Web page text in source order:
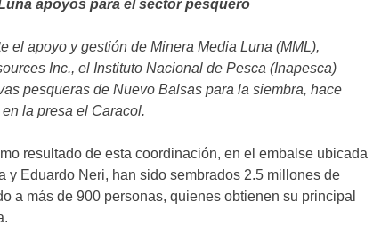
apoyos para el sector pesquero
el apoyo y gestión de Minera Media Luna (MML),
Inc., el Instituto Nacional de Pesca (Inapesca)
pesqueras de Nuevo Balsas para la siembra, hace
la presa el Caracol.
resultado de esta coordinación, en el embalse ubicada
y Eduardo Neri, han sido sembrados 2.5 millones de
a más de 900 personas, quienes obtienen su principal